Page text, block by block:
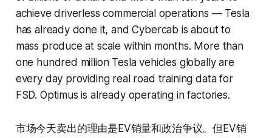
achieve driverless commercial operations — Tesla
has already done it, and Cybercab is about to
mass produce at scale within months. More than
one hundred million Tesla vehicles globally are
every day providing real road training data for
FSD. Optimus is already operating in factories.
市场今天卖出的理由是EV销量和政治争议。但EV销